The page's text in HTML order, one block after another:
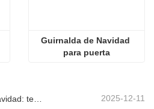
Guirnalda de Navidad
para puerta
Adornos para árboles de Navidad: tendencias del mercado, información sobre la cadena de suministro y guía de adquisiciones 2025 2025-12-11